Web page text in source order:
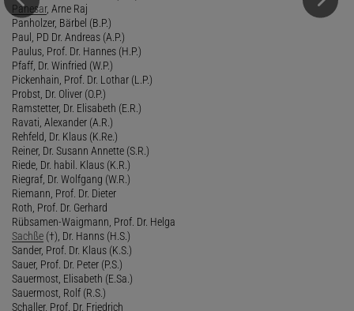
Panesar, Arne Raj
Panholzer, Bärbel (B.P.)
Paul, PD Dr. Andreas (A.P.)
Paulus, Prof. Dr. Hannes (H.P.)
Pfaff, Dr. Winfried (W.P.)
Pickenhain, Prof. Dr. Lothar (L.P.)
Probst, Dr. Oliver (O.P.)
Ramstetter, Dr. Elisabeth (E.R.)
Ravati, Alexander (A.R.)
Rehfeld, Dr. Klaus (K.Re.)
Reiner, Dr. Susann Annette (S.R.)
Riede, Dr. habil. Klaus (K.R.)
Riegraf, Dr. Wolfgang (W.R.)
Riemann, Prof. Dr. Dieter
Roth, Prof. Dr. Gerhard
Rübsamen-Waigmann, Prof. Dr. Helga
Sachße (†), Dr. Hanns (H.S.)
Sander, Prof. Dr. Klaus (K.S.)
Sauer, Prof. Dr. Peter (P.S.)
Sauermost, Elisabeth (E.Sa.)
Sauermost, Rolf (R.S.)
Schaller, Prof. Dr. Friedrich